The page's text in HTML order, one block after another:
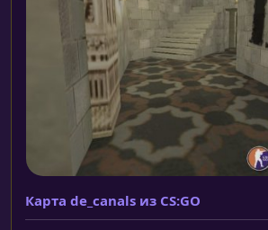
Карта de_canals из CS:GO